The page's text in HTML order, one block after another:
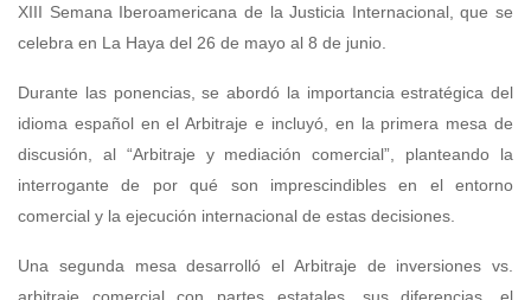
XIII Semana Iberoamericana de la Justicia Internacional, que se
celebra en La Haya del 26 de mayo al 8 de junio.
Durante las ponencias, se abordó la importancia estratégica del
idioma español en el Arbitraje e incluyó, en la primera mesa de
discusión, al “Arbitraje y mediación comercial”, planteando la
interrogante de por qué son imprescindibles en el entorno
comercial y la ejecución internacional de estas decisiones.
Una segunda mesa desarrolló el Arbitraje de inversiones vs.